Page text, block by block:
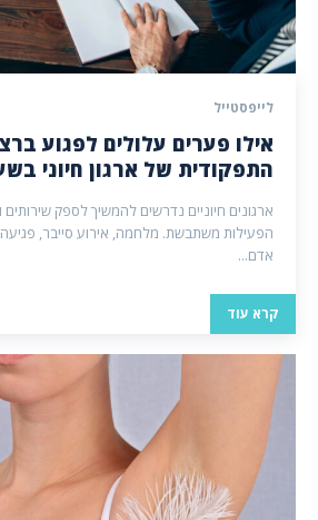
לייפסטייל
אילו פערים עלולים לפגוע
התפקודית של ארגון חיוני
ארגונים חיוניים נדרשים להמשיך לספק
הפעילות משתבשת. מלחמה, אירוע סייבר,
אדם...
קרא עוד